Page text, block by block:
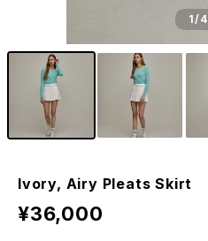
1/4
Ivory, Airy Pleats Skirt
¥36,000